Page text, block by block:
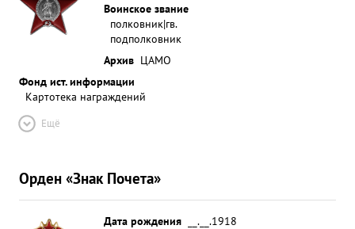
Воинское звание
полковник|гв.
подполковник
Архив ЦАМО
Фонд ист. информации
Картотека награждений
Ещё
Орден «Знак Почета»
Дата рождения
__.__.1918